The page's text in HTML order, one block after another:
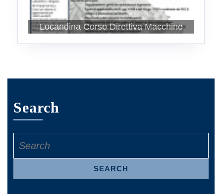
Locandina Corso Direttiva Macchine
Restauro orologio Torre dei Caduti
Search
for: